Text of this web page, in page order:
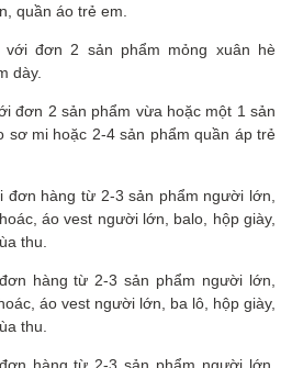
quần áo trẻ em.
đơn 2 sản phẩm mỏng xuân hè
dày.
đơn 2 sản phẩm vừa hoặc một 1 sản
sơ mi hoặc 2-4 sản phẩm quần áp trẻ
hàng từ 2-3 sản phẩm người lớn,
áo vest người lớn, balo, hộp giày,
thu.
hàng từ 2-3 sản phẩm người lớn,
áo vest người lớn, ba lô, hộp giày,
thu.
hàng từ 2-3 sản phẩm người lớn,